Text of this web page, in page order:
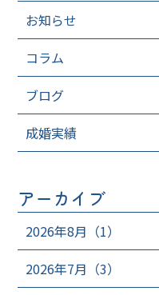
お知らせ
コラム
ブログ
成婚実績
アーカイブ
2026年8月（1）
2026年7月（3）